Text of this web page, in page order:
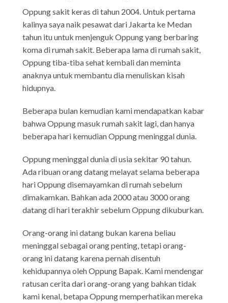
Oppung sakit keras di tahun 2004. Untuk pertama
kalinya saya naik pesawat dari Jakarta ke Medan
tahun itu untuk menjenguk Oppung yang berbaring
koma di rumah sakit. Beberapa lama di rumah sakit,
Oppung tiba-tiba sehat kembali dan meminta
anaknya untuk membantu dia menuliskan kisah
hidupnya.
Beberapa bulan kemudian kami mendapatkan kabar
bahwa Oppung masuk rumah sakit lagi, dan hanya
beberapa hari kemudian Oppung meninggal dunia.
Oppung meninggal dunia di usia sekitar 90 tahun.
Ada ribuan orang datang melayat selama beberapa
hari Oppung disemayamkan di rumah sebelum
dimakamkan. Bahkan ada 2000 atau 3000 orang
datang di hari terakhir sebelum Oppung dikuburkan.
Orang-orang ini datang bukan karena beliau
meninggal sebagai orang penting, tetapi orang-
orang ini datang karena pernah disentuh
kehidupannya oleh Oppung Bapak. Kami mendengar
ratusan cerita dari orang-orang yang bahkan tidak
kami kenal, betapa Oppung memperhatikan mereka